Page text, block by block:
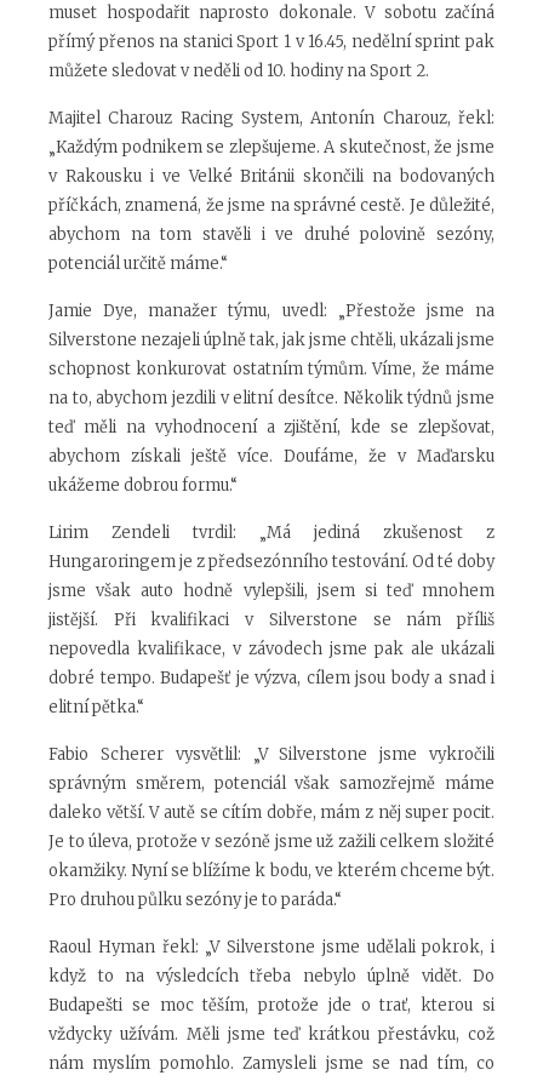
muset hospodařit naprosto dokonale. V sobotu začíná
přímý přenos na stanici Sport 1 v 16.45, nedělní sprint pak
můžete sledovat v neděli od 10. hodiny na Sport 2.
Majitel Charouz Racing System, Antonín Charouz, řekl:
„Každým podnikem se zlepšujeme. A skutečnost, že jsme
v Rakousku i ve Velké Británii skončili na bodovaných
příčkách, znamená, že jsme na správné cestě. Je důležité,
abychom na tom stavěli i ve druhé polovině sezóny,
potenciál určitě máme.“
Jamie Dye, manažer týmu, uvedl: „Přestože jsme na
Silverstone nezajeli úplně tak, jak jsme chtěli, ukázali jsme
schopnost konkurovat ostatním týmům. Víme, že máme
na to, abychom jezdili v elitní desítce. Několik týdnů jsme
teď měli na vyhodnocení a zjištění, kde se zlepšovat,
abychom získali ještě více. Doufáme, že v Maďarsku
ukážeme dobrou formu.“
Lirim Zendeli tvrdil: „Má jediná zkušenost z
Hungaroringem je z předsezónního testování. Od té doby
jsme však auto hodně vylepšili, jsem si teď mnohem
jistější. Při kvalifikaci v Silverstone se nám příliš
nepovedla kvalifikace, v závodech jsme pak ale ukázali
dobré tempo. Budapešť je výzva, cílem jsou body a snad i
elitní pětka.“
Fabio Scherer vysvětlil: „V Silverstone jsme vykročili
správným směrem, potenciál však samozřejmě máme
daleko větší. V autě se cítím dobře, mám z něj super pocit.
Je to úleva, protože v sezóně jsme už zažili celkem složité
okamžiky. Nyní se blížíme k bodu, ve kterém chceme být.
Pro druhou půlku sezóny je to paráda.“
Raoul Hyman řekl: „V Silverstone jsme udělali pokrok, i
když to na výsledcích třeba nebylo úplně vidět. Do
Budapešti se moc těším, protože jde o trať, kterou si
vždycky užívám. Měli jsme teď krátkou přestávku, což
nám myslím pomohlo. Zamysleli jsme se nad tím, co